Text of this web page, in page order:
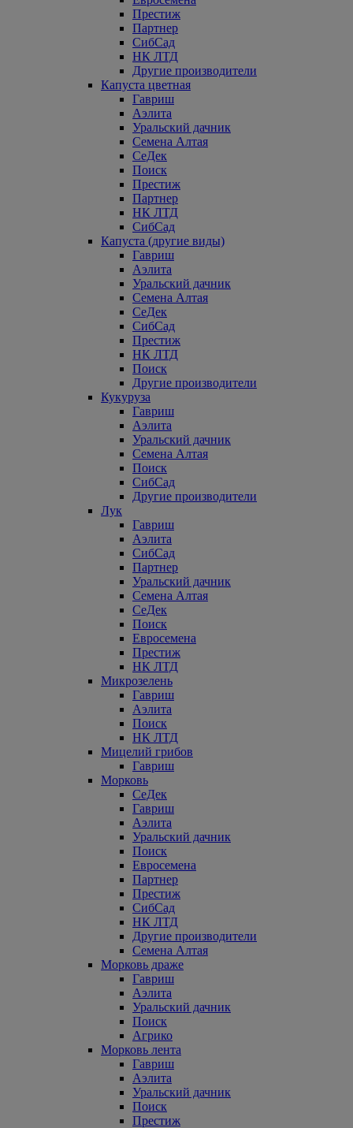
Престиж
Партнер
СибСад
НК ЛТД
Другие производители
Капуста цветная
Гавриш
Аэлита
Уральский дачник
Семена Алтая
СеДек
Поиск
Престиж
Партнер
НК ЛТД
СибСад
Капуста (другие виды)
Гавриш
Аэлита
Уральский дачник
Семена Алтая
СеДек
СибСад
Престиж
НК ЛТД
Поиск
Другие производители
Кукуруза
Гавриш
Аэлита
Уральский дачник
Семена Алтая
Поиск
СибСад
Другие производители
Лук
Гавриш
Аэлита
СибСад
Партнер
Уральский дачник
Семена Алтая
СеДек
Поиск
Евросемена
Престиж
НК ЛТД
Микрозелень
Гавриш
Аэлита
Поиск
НК ЛТД
Мицелий грибов
Гавриш
Морковь
СеДек
Гавриш
Аэлита
Уральский дачник
Поиск
Евросемена
Партнер
Престиж
СибСад
НК ЛТД
Другие производители
Семена Алтая
Морковь драже
Гавриш
Аэлита
Уральский дачник
Поиск
Агрико
Морковь лента
Гавриш
Аэлита
Уральский дачник
Поиск
Престиж